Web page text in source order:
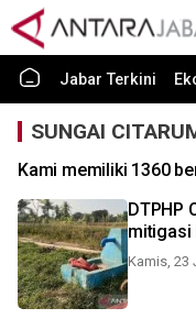
Jabar Terkini
SUNGAI
Kami memiliki 1360
DTPHP
mitigasi
Kamis, 23